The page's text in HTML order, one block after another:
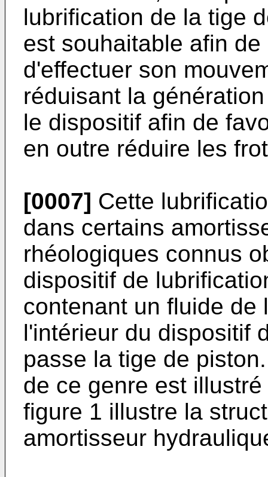
lubrification de la tige
est souhaitable afin
d'effectuer son
réduisant la
le dispositif afin de
en outre réduire les
[0007] Cette
dans certains
rhéologiques connus
dispositif de
contenant un fluide de
l'intérieur du dispositif
passe la tige de
de ce genre est
figure 1 illustre la
amortisseur